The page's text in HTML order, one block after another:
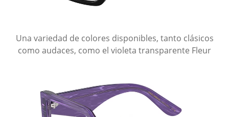
Una variedad de colores disponibles, tanto clásicos
como audaces, como el violeta transparente Fleur